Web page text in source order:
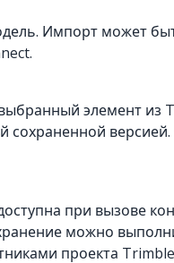
Импорт может
элемент из
сохраненной
при вызове
можно
проекта